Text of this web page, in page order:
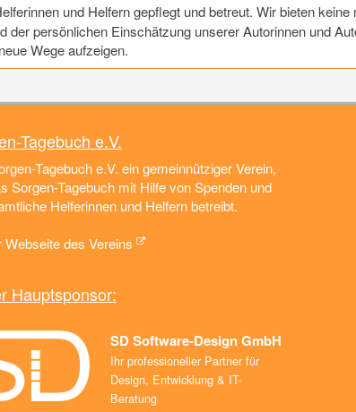
und Helfern gepflegt und betreut. Wir bieten
persönlichen Einschätzung unserer Autorinnen und
Wege aufzeigen.
Tagebuch e.V.
Tagebuch e.V. ein gemeinnütziger Verein,
Sorgen-Tagebuch mit Hilfe von Spenden und
Helferinnen und Helfern betreibt.
Webseite des Vereins
Hauptsponsor:
SD Software-Design GmbH
Ihr professioneller Partner für
Design, Entwicklung & IT-
Beratung